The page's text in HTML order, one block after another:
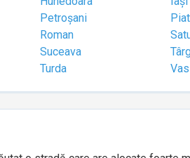
Petroșani
Roman
Suceava
Turda